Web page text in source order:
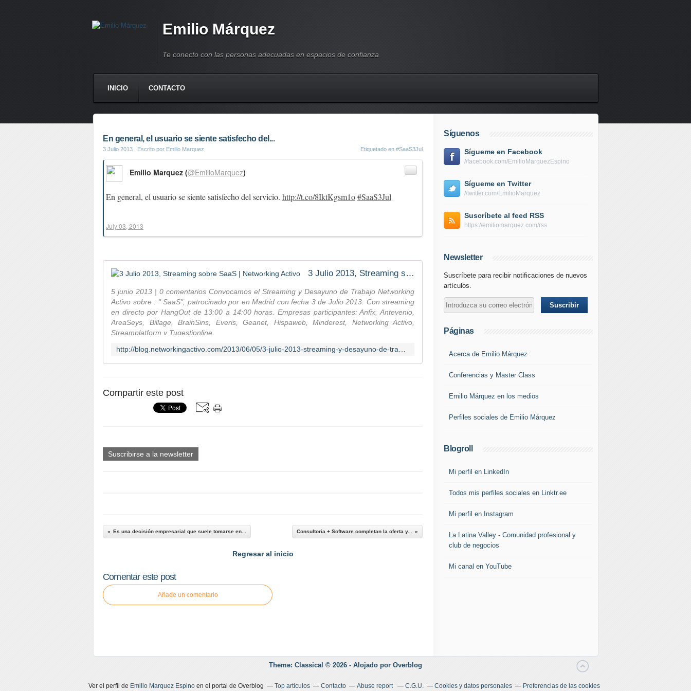
Emilio Márquez
Te conecto con las personas adecuadas en espacios de confianza
INICIO CONTACTO
En general, el usuario se siente satisfecho del...
3 Julio 2013 , Escrito por Emilio Marquez Etiquetado en #SaaS3Jul
En general, el usuario se siente satisfecho del servicio. http://t.co/8IktKgsm1o#SaaS3Jul
Emilio Marquez (@EmilioMarquez)
July 03, 2013
3 Julio 2013, Streaming sobre SaaS | Networking Activo
5 junio 2013 | 0 comentarios Convocamos el Streaming y Desayuno de Trabajo Networking
Activo sobre : " SaaS", patrocinado por en Madrid con fecha 3 de Julio 2013. Con streaming
en directo por HangOut de 13:00 a 14:00 horas. Empresas participantes: Anfix, Antevenio,
AreaSeys, Billage, BrainSins, Everis, Geanet, Hispaweb, Minderest, Networking Activo,
Streamplatform y Tugestionline.
Compartir este post
Suscribirse a la newsletter
Es una decisión empresarial que suele tomarse en... Consultoria + Software completan la oferta y...
Regresar al inicio
Comentar este post
Añade un comentario
Síguenos
Sígueme en Facebook
//facebook.com/EmilioMarquezEspino
Sígueme en Twitter
//twitter.com/EmilioMarquez
Suscríbete al feed RSS
https://emiliomarquez.com/rss
Newsletter
Suscríbete para recibir notificaciones de nuevos
artículos.
Páginas
Acerca de Emilio Márquez
Conferencias y Master Class
Emilio Márquez en los medios
Perfiles sociales de Emilio Márquez
Blogroll
Mi perfil en LinkedIn
Todos mis perfiles sociales en Linktr.ee
Mi perfil en Instagram
La Latina Valley - Comunidad profesional y
club de negocios
Mi canal en YouTube
Theme: Classical © 2026 - Alojado por Overblog
Ver el perfil de Emilio Marquez Espinoen el portal de Overblog Top artículos Contacto Abuse report C.G.U. Cookies y datos personales Preferencias de las cookies